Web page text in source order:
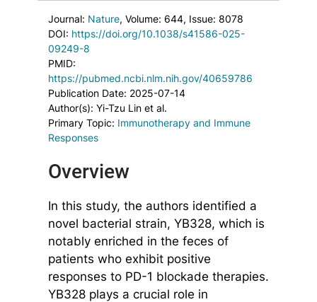
Journal: Nature, Volume: 644, Issue: 8078
DOI: https://doi.org/10.1038/s41586-025-
09249-8
PMID:
https://pubmed.ncbi.nlm.nih.gov/40659786
Publication Date: 2025-07-14
Author(s): Yi-Tzu Lin et al.
Primary Topic: Immunotherapy and Immune
Responses
Overview
In this study, the authors identified a
novel bacterial strain, YB328, which is
notably enriched in the feces of
patients who exhibit positive
responses to PD-1 blockade therapies.
YB328 plays a crucial role in